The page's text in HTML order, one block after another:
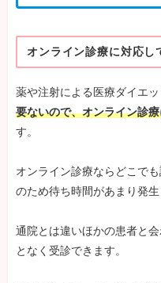
オンライン診療に対応し
薬や注射による医療ダイエッ
要ないので、オンライン診
す。
オンライン診療ならどこで
のため待ち時間があまり発生
通院とは違いほかの患者と
となく受診できます。